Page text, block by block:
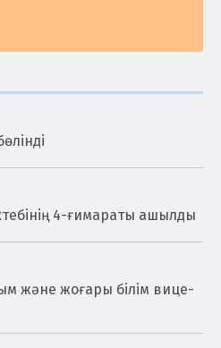
4-ғимараты ашылды
және жоғары білім вице-